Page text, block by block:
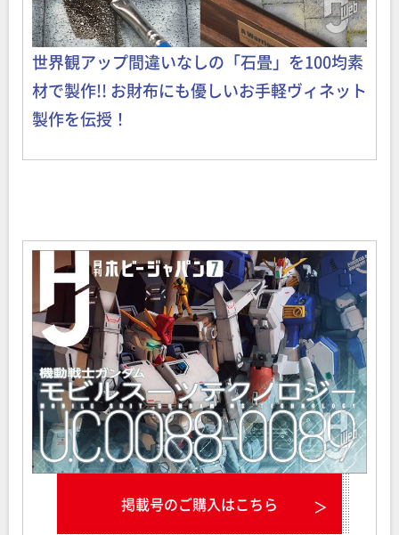
世界観アップ間違いなしの「石畳」を100均素
材で製作!! お財布にも優しいお手軽ヴィネット
製作を伝授！
掲載号のご購入はこちら